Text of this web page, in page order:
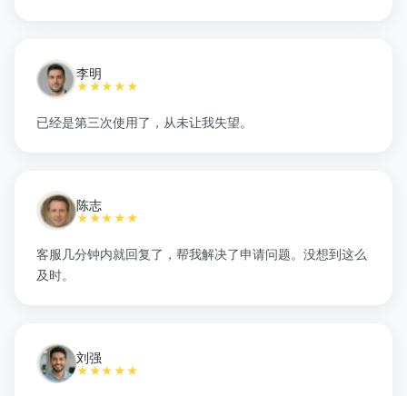
李明
★★★★★
已经是第三次使用了，从未让我失望。
陈志
★★★★★
客服几分钟内就回复了，帮我解决了申请问题。没想到这么
及时。
刘强
★★★★★